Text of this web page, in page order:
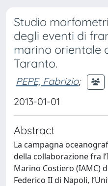
Studio
degli eventi di
marino orientale
Taranto.
PEPE, Fabrizio;
2013-01-01
Abstract
La campagna
della collaborazione fra
Marino Costiero (IAMC)
Federico II di Napoli,